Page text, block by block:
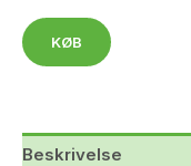
KØB
Beskrivelse